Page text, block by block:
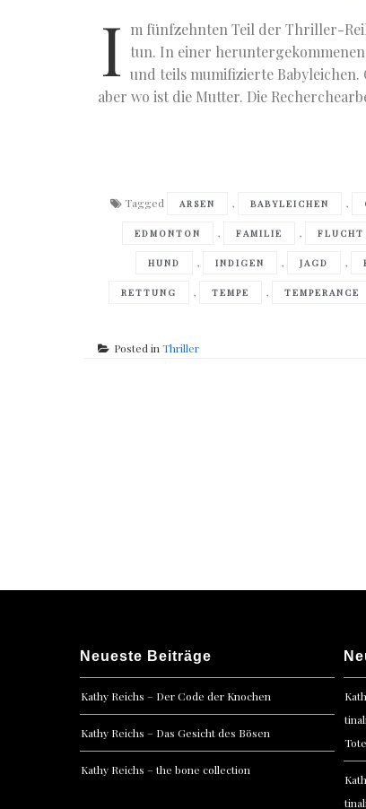
I m fünfzehnten Teil der Thriller-
tun. In einer
und teils mumifizierte Babyleichen.
aber wo ist die Mutter. Die
Tagged ARSEN , BABYLEICHEN ,
EDMONTON , FAMILIE , FLUCHT
HUND , INDIGEN , JAGD ,
RETTUNG , TEMPE , TEMPERANCE
Posted inThriller
Neueste Beiträge
Kathy Reichs – Der Code der Knochen
Kathy Reichs – Das Gesicht des Bösen
Kathy Reichs – the bone collection